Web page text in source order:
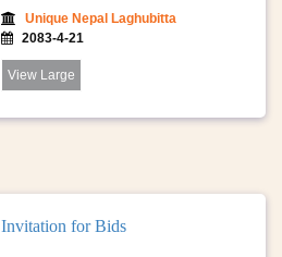
Unique Nepal Laghubitta
2083-4-21
View Large
Invitation for Bids